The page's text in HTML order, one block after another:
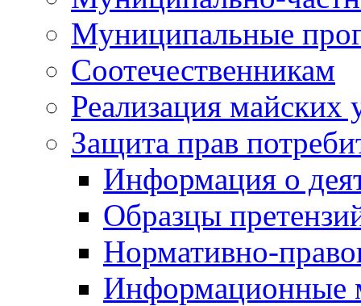
Муниципальные
Соотечественникам
Реализация майских
Защита прав
Информация о
Образцы
Нормативно-
Информационные